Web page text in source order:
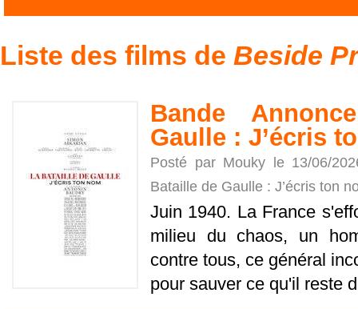
Liste des films de Beside
Bande
Gaulle : J’écris
Posté par Mouky le 13/06/
Bataille de Gaulle : J’écris ton
Juin 1940. La France
milieu du chaos, un
contre tous, ce général
pour sauver ce qu'il reste